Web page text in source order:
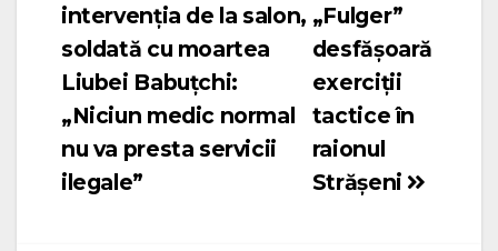
în
articole
„Fulger”
desfășoară
exerciții
tactice în
raionul
Strășeni
intervenția de la salon,
soldată cu moartea
Liubei Babuțchi:
„Niciun medic normal
nu va presta servicii
ilegale”